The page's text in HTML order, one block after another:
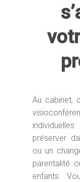
Au cabinet,
préserver
ou un
parentalité
enfants.